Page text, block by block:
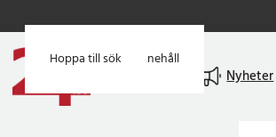
Hoppa till huvudinnehåll
Hoppa till sök
Nyheter